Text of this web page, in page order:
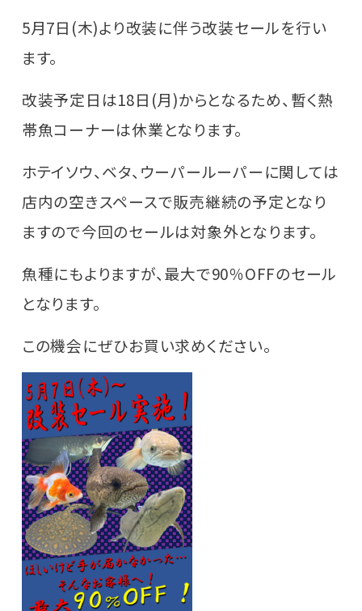
5月7日(木)より改装に伴う改装セールを行い
ます。
改装予定日は18日(月)からとなるため、暫く熱
帯魚コーナーは休業となります。
ホテイソウ、ベタ、ウーパールーパーに関しては
店内の空きスペースで販売継続の予定となり
ますので今回のセールは対象外となります。
魚種にもよりますが、最大で90％OFFのセール
となります。
この機会にぜひお買い求めください。